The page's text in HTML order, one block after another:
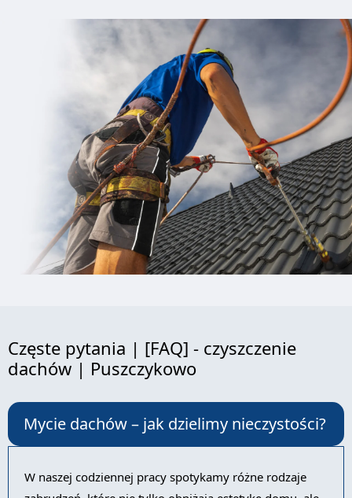
Częste pytania | [FAQ] - czyszczenie
dachów | Puszczykowo
Mycie dachów – jak dzielimy nieczystości?
W naszej codziennej pracy spotykamy różne rodzaje